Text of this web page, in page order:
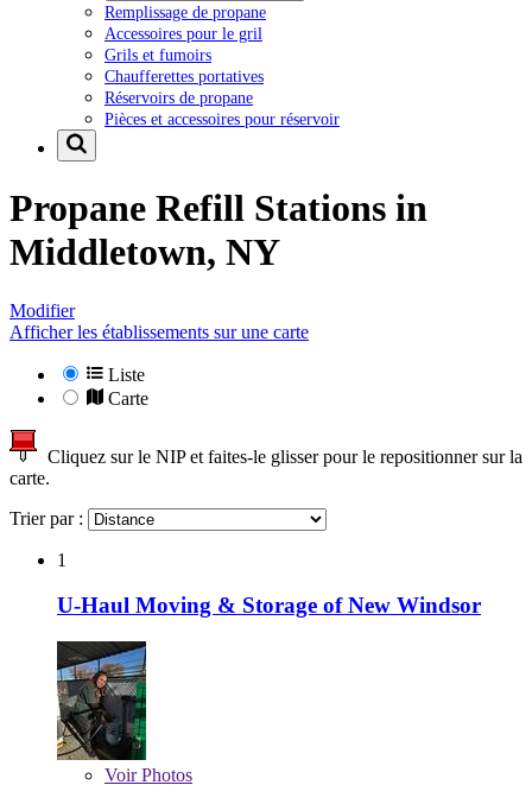
Remplissage de propane
Accessoires pour le gril
Grils et fumoirs
Chaufferettes portatives
Réservoirs de propane
Pièces et accessoires pour réservoir
Propane Refill Stations in
Middletown, NY
Modifier
Afficher les établissements sur une carte
Liste
Carte
Cliquez sur le NIP et faites-le glisser pour le repositionner sur la
carte.
Trier par :
1
U-Haul Moving & Storage of New Windsor
VoirPhotos